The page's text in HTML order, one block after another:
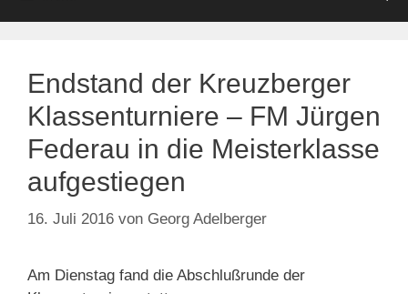
Endstand der Kreuzberger
Klassenturniere – FM Jürgen
Federau in die Meisterklasse
aufgestiegen
16. Juli 2016 von Georg Adelberger
Am Dienstag fand die Abschlußrunde der